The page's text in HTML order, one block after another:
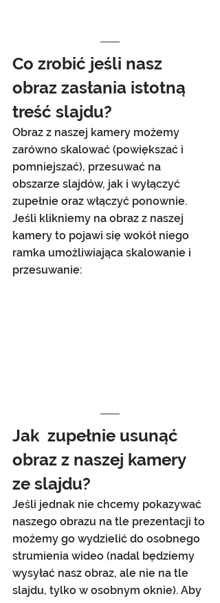
Co zrobić jeśli nasz
obraz zasłania istotną
treść slajdu?
Obraz z naszej kamery możemy
zarówno skalować (powiększać i
pomniejszać), przesuwać na
obszarze slajdów, jak i wyłączyć
zupełnie oraz włączyć ponownie.
Jeśli klikniemy na obraz z naszej
kamery to pojawi się wokół niego
ramka umożliwiająca skalowanie i
przesuwanie:
Jak  zupełnie usunąć
obraz z naszej kamery
ze slajdu?
Jeśli jednak nie chcemy pokazywać
naszego obrazu na tle prezentacji to
możemy go wydzielić do osobnego
strumienia wideo (nadal będziemy
wysyłać nasz obraz, ale nie na tle
slajdu, tylko w osobnym oknie). Aby